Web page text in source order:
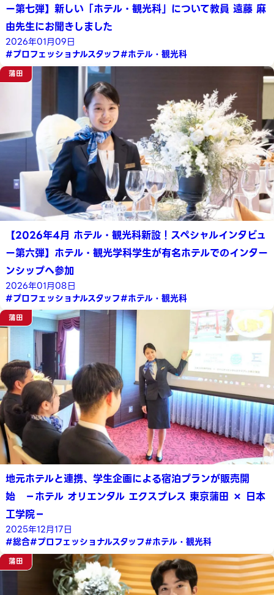
ー第七弾】新しい「ホテル・観光科」について教員 遠藤 麻
由先生にお聞きしました
2026年01月09日
#プロフェッショナルスタッフ#ホテル・観光科
蒲田
【2026年4月 ホテル・観光科新設！スペシャルインタビュ
ー第六弾】ホテル・観光学科学生が有名ホテルでのインター
ンシップへ参加
2026年01月08日
#プロフェッショナルスタッフ#ホテル・観光科
蒲田
地元ホテルと連携、学生企画による宿泊プランが販売開
始 －ホテル オリエンタル エクスプレス 東京蒲田 × 日本
工学院－
2025年12月17日
#総合#プロフェッショナルスタッフ#ホテル・観光科
蒲田